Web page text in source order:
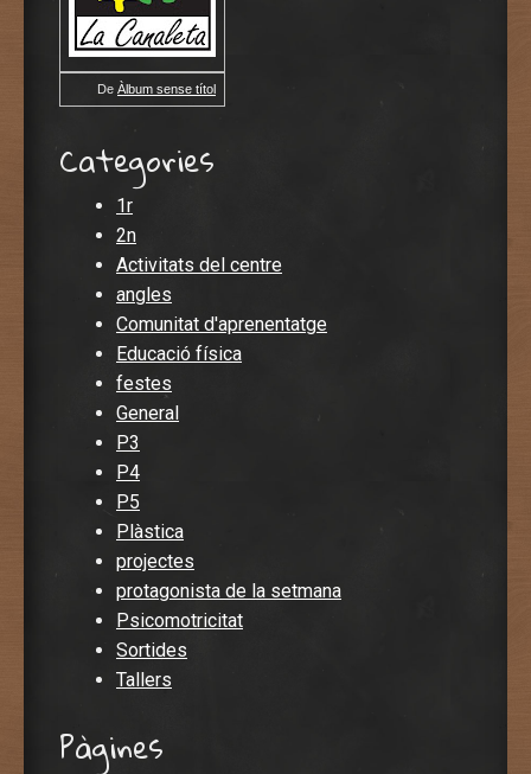
De Àlbum sense títol
Categories
1r
2n
Activitats del centre
angles
Comunitat d'aprenentatge
Educació física
festes
General
P3
P4
P5
Plàstica
projectes
protagonista de la setmana
Psicomotricitat
Sortides
Tallers
Pàgines